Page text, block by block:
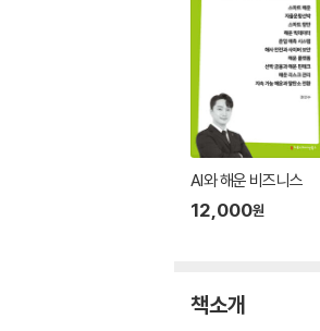
AI와 해운 비즈니스
12,000원
책소개